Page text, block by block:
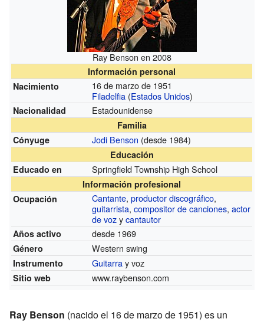
Ray Benson en 2008
Información personal
Nacimiento
16 de marzo de 1951
Filadelfia (Estados Unidos)
Nacionalidad Estadounidense
Familia
Cónyuge
Jodi Benson (desde 1984)
Educación
Educado en
Springfield Township High School
Información profesional
Ocupación
Cantante,productor discográfico,
guitarrista,compositor de canciones,actor
de vozycantautor
Años activo desde 1969
Género Western swing
Instrumento Guitarray voz
Sitio web www.raybenson.com
Ray Benson (nacido el 16 de marzo de 1951) es un